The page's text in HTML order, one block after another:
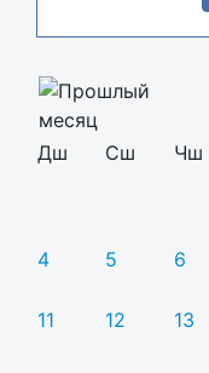
Дш
Сш Чш
4 5 6
11 12 13